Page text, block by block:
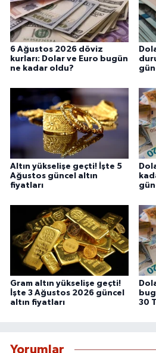
6 Ağustos 2026 döviz
kurları: Dolar ve Euro bugün
ne kadar oldu?
Altın yükselişe geçti! İşte 5
Ağustos güncel altın
fiyatları
Gram altın yükselişe geçti!
İşte 3 Ağustos 2026 güncel
altın fiyatları
30
Yorumlar